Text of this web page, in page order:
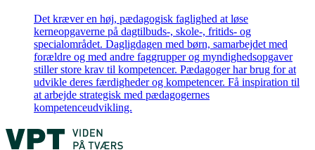
Det kræver en høj, pædagogisk faglighed at løse
kerneopgaverne på dagtilbuds-, skole-, fritids- og
specialområdet. Dagligdagen med børn, samarbejdet med
forældre og med andre faggrupper og myndighedsopgaver
stiller store krav til kompetencer. Pædagoger har brug for at
udvikle deres færdigheder og kompetencer. Få inspiration til
at arbejde strategisk med pædagogernes
kompetenceudvikling.